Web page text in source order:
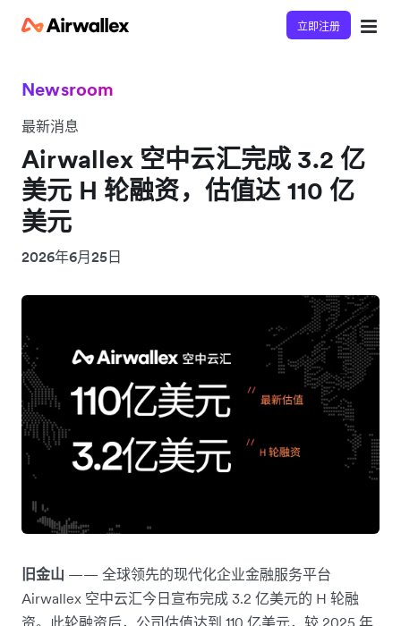
立即注册
Newsroom
最新消息
Airwallex 空中云汇完成 3.2 亿
美元 H 轮融资，估值达 110 亿
美元
2026年6月25日
旧金山 —— 全球领先的现代化企业金融服务平台
Airwallex 空中云汇今日宣布完成 3.2 亿美元的 H 轮融
资。此轮融资后，公司估值达到 110 亿美元，较 2025 年